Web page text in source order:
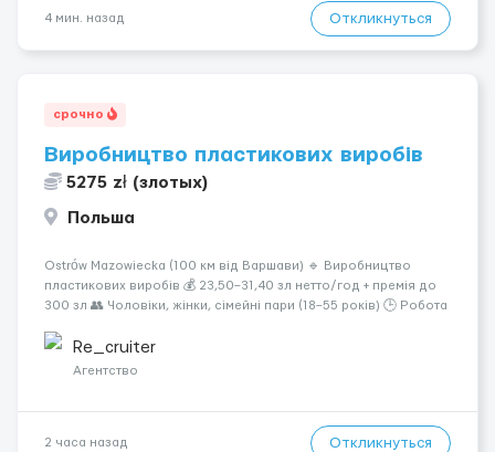
4 мин. назад Откликнуться
срочно
Виробництво пластикових виробів
5275 zł (злотых)
Польша
Ostrów Mazowiecka (100 км від Варшави) 🔹 Виробництво
пластикових виробів 💰 23,50–31,40 зл нетто/год + премія до
300 зл 👥 Чоловіки, жінки, сімейні пари (18–55 років) 🕒 Робота
житло — 400 зл. 📦 Обов...
Re_cruiter
Агентство
2 часа назад Откликнуться